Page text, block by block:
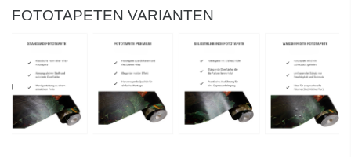
FOTOTAPETEN VARIANTEN